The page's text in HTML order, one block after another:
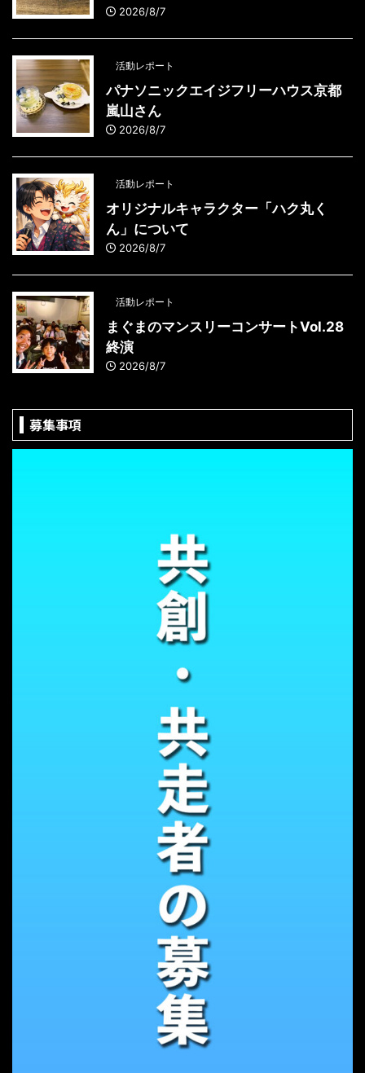
2026/8/7
活動レポート
パナソニックエイジフリーハウス京都
嵐山さん
2026/8/7
活動レポート
オリジナルキャラクター「ハク丸く
ん」について
2026/8/7
活動レポート
まぐまのマンスリーコンサートVol.28
終演
2026/8/7
募集事項